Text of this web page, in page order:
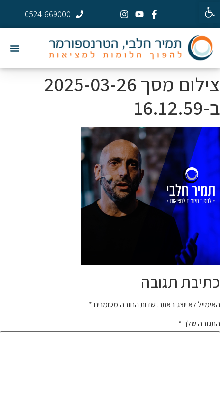
פתח סרגל נגישות
0524-669000
צילום מסך 2025-03-26
ב-16.12.59
כתיבת תגובה
האימייל לא יוצג באתר. שדות החובה מסומנים*
התגובה שלך *